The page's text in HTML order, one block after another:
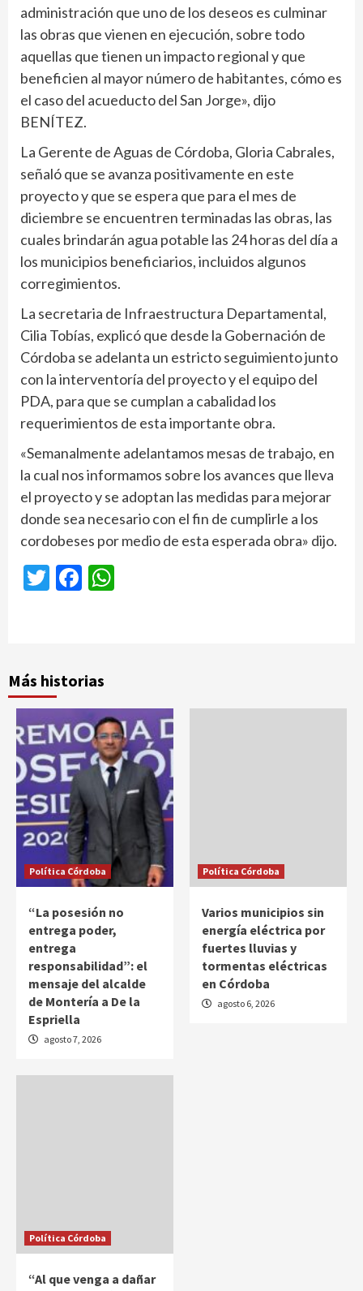
administración que uno de los deseos es culminar
las obras que vienen en ejecución, sobre todo
aquellas que tienen un impacto regional y que
beneficien al mayor número de habitantes, cómo es
el caso del acueducto del San Jorge», dijo
BENÍTEZ.
La Gerente de Aguas de Córdoba, Gloria Cabrales,
señaló que se avanza positivamente en este
proyecto y que se espera que para el mes de
diciembre se encuentren terminadas las obras, las
cuales brindarán agua potable las 24 horas del día a
los municipios beneficiarios, incluidos algunos
corregimientos.
La secretaria de Infraestructura Departamental,
Cilia Tobías, explicó que desde la Gobernación de
Córdoba se adelanta un estricto seguimiento junto
con la interventoría del proyecto y el equipo del
PDA, para que se cumplan a cabalidad los
requerimientos de esta importante obra.
«Semanalmente adelantamos mesas de trabajo, en
la cual nos informamos sobre los avances que lleva
el proyecto y se adoptan las medidas para mejorar
donde sea necesario con el fin de cumplirle a los
cordobeses por medio de esta esperada obra» dijo.
TwitterFacebook
Más historias
Política Córdoba
“La posesión no
entrega poder,
entrega
responsabilidad”: el
mensaje del alcalde
de Montería a De la
Espriella
agosto 7, 2026
Política Córdoba
Varios municipios sin
energía eléctrica por
fuertes lluvias y
tormentas eléctricas
en Córdoba
agosto 6, 2026
Política Córdoba
“Al que venga a dañar